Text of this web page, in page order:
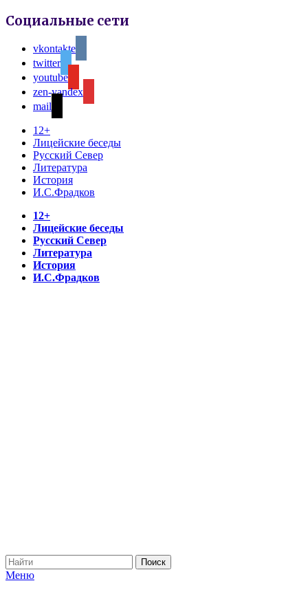
Социальные сети
vkontakte
twitter
youtube
zen-yandex
mail
12+
Лицейские беседы
Русский Север
Литература
История
И.С.Фрадков
12+
Лицейские беседы
Русский Север
Литература
История
И.С.Фрадков
Меню